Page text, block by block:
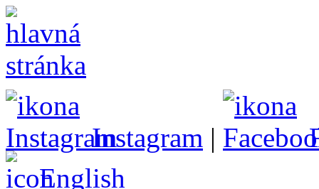
Instagram |
English